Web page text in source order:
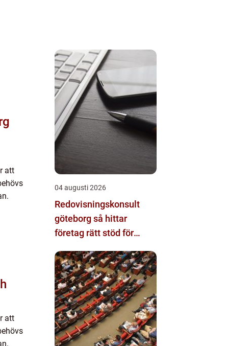
att
att
04 augusti 2026
Redovisningskonsult
göteborg så hittar
företag rätt stöd för